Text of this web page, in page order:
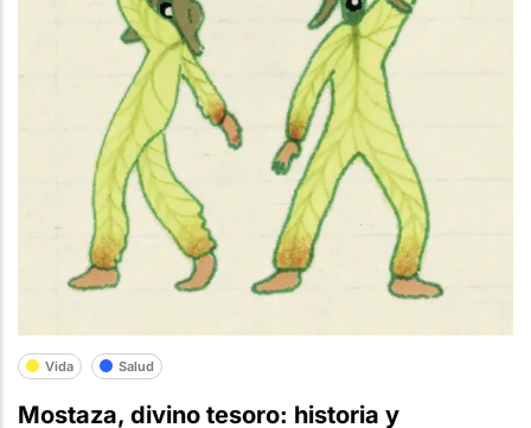
Vida Salud
Mostaza, divino tesoro: historia y